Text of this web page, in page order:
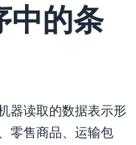
中的条
器读取的数据表示形
零售商品、运输包